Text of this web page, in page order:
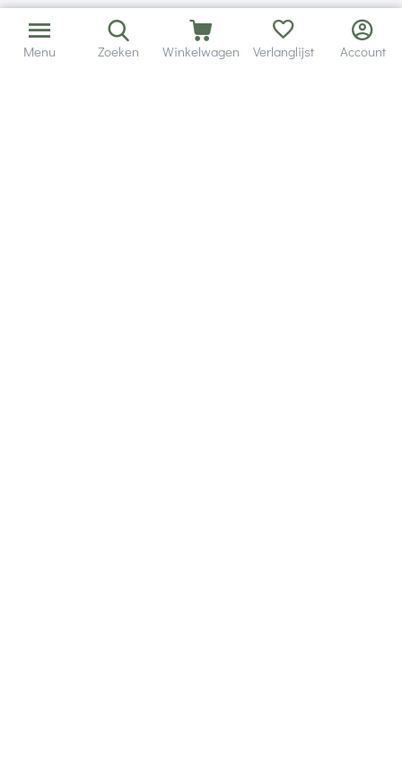
Menu Zoeken Winkelwagen Verlanglijst Account